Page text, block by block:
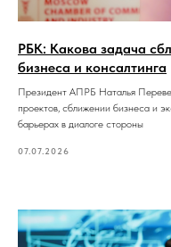
РБК: Какова задача
бизнеса и консалтинга
Президент АПРБ Наталья
проектов, сближении бизнеса и
барьерах в диалоге стороны
07.07.2026